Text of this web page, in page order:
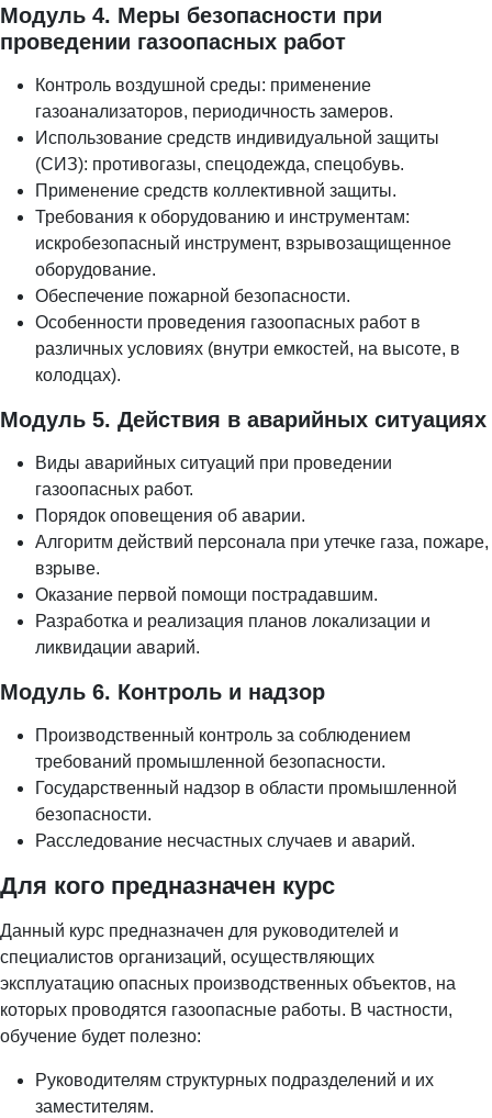
Модуль 4. Меры безопасности при
проведении газоопасных работ
Контроль воздушной среды: применение
газоанализаторов, периодичность замеров.
Использование средств индивидуальной защиты
(СИЗ): противогазы, спецодежда, спецобувь.
Применение средств коллективной защиты.
Требования к оборудованию и инструментам:
искробезопасный инструмент, взрывозащищенное
оборудование.
Обеспечение пожарной безопасности.
Особенности проведения газоопасных работ в
различных условиях (внутри емкостей, на высоте, в
колодцах).
Модуль 5. Действия в аварийных ситуациях
Виды аварийных ситуаций при проведении
газоопасных работ.
Порядок оповещения об аварии.
Алгоритм действий персонала при утечке газа, пожаре,
взрыве.
Оказание первой помощи пострадавшим.
Разработка и реализация планов локализации и
ликвидации аварий.
Модуль 6. Контроль и надзор
Производственный контроль за соблюдением
требований промышленной безопасности.
Государственный надзор в области промышленной
безопасности.
Расследование несчастных случаев и аварий.
Для кого предназначен курс
Данный курс предназначен для руководителей и
специалистов организаций, осуществляющих
эксплуатацию опасных производственных объектов, на
которых проводятся газоопасные работы. В частности,
обучение будет полезно:
Руководителям структурных подразделений и их
заместителям.